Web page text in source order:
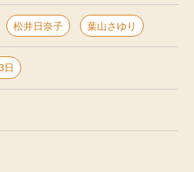
松井日奈子 葉山さゆり
日